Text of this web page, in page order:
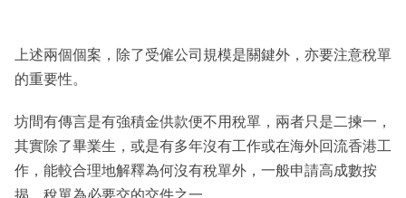
上述兩個個案，除了受僱公司規模是關鍵外，亦要注意稅單
的重要性。
坊間有傳言是有強積金供款便不用稅單，兩者只是二揀一，
其實除了畢業生，或是有多年沒有工作或在海外回流香港工
作，能較合理地解釋為何沒有稅單外，一般申請高成數按